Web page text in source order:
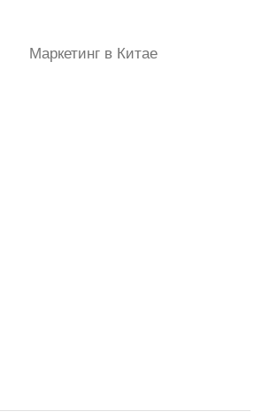
Маркетинг в Китае